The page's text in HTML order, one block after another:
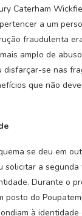
Caterham
a um
fraudulenta
amplo de
disfarçar-se nas
que não
se deu em
solicitar a segunda
Durante o
posto do
à